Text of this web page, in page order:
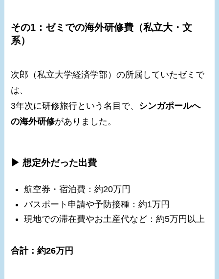
その1：ゼミでの海外研修費（私立大・文
系）
次郎（私立大学経済学部）の所属していたゼミで
は、
3年次に研修旅行という名目で、 シンガポールへ
の海外研修がありました。
▶ 想定外だった出費
航空券・宿泊費：約20万円
パスポート申請や予防接種：約1万円
現地での滞在費やお土産代など：約5万円以上
合計：約26万円